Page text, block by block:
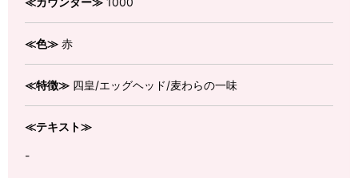
≪色≫ 赤
≪特徴≫ 四皇/エッグヘッド/麦わらの一味
≪テキスト≫
-